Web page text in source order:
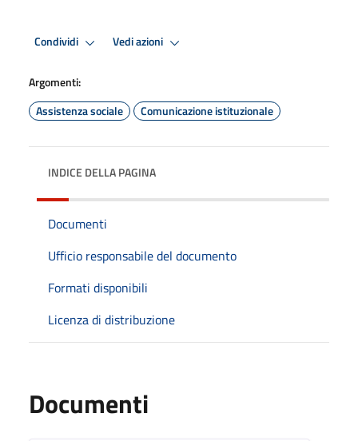
Condividi Vedi azioni
Argomenti:
Assistenza sociale
Comunicazione istituzionale
INDICE DELLA PAGINA
Documenti
Ufficio responsabile del documento
Formati disponibili
Licenza di distribuzione
Documenti